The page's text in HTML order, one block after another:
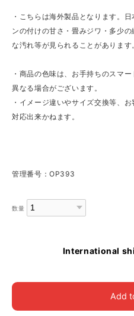
・こちらは海外製品となります。
ンの付けの甘さ・畳みジワ・多少
な汚れ等が見られることがあります
・商品の色味は、お手持ちのスマ
異なる場合がございます。
・イメージ違いやサイズ交換等、
対応出来かねます。
管理番号：OP393
数量
International
Add